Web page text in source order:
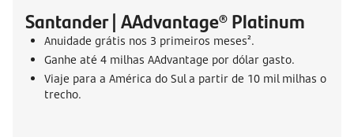
Santander | AAdvantage® Platinum
Anuidade grátis nos 3 primeiros meses².
Ganhe até 4 milhas AAdvantage por dólar gasto.
Viaje para a América do Sul a partir de 10 mil milhas o
trecho.